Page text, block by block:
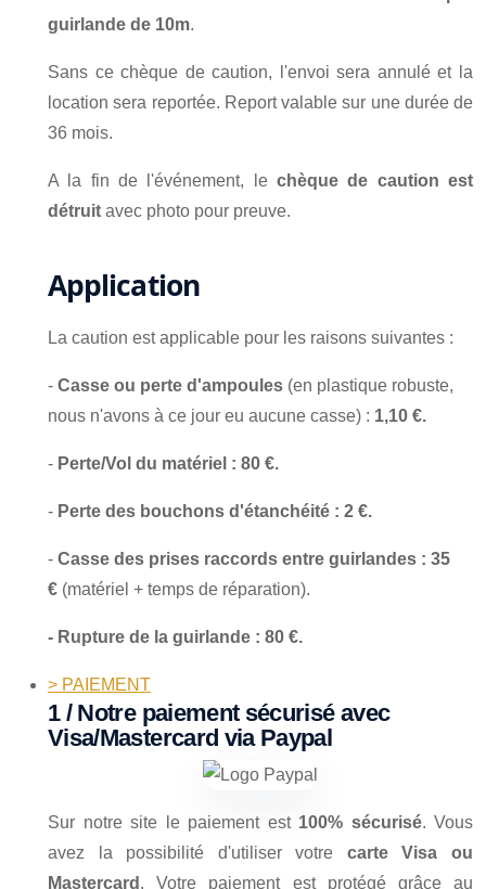
guirlande de 10m.
Sans ce chèque de caution, l'envoi sera annulé et la
location sera reportée. Report valable sur une durée de
36 mois.
A la fin de l'événement, le chèque de caution est
détruit avec photo pour preuve.
Application
La caution est applicable pour les raisons suivantes :
- Casse ou perte d'ampoules (en plastique robuste,
nous n'avons à ce jour eu aucune casse) : 1,10 €.
- Perte/Vol du matériel : 80 €.
- Perte des bouchons d'étanchéité : 2 €.
- Casse des prises raccords entre guirlandes : 35
€ (matériel + temps de réparation).
- Rupture de la guirlande : 80 €.
> PAIEMENT
1 / Notre paiement sécurisé avec
Visa/Mastercard via Paypal
Sur notre site le paiement est100% sécurisé. Vous
avez la possibilité d'utiliser votre carte Visa ou
Mastercard . Votre paiement est protégé grâce au